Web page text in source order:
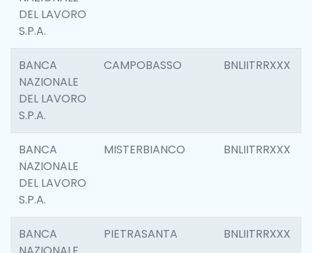
DEL LAVORO
S.P.A.
BANCA
NAZIONALE
DEL LAVORO
S.P.A.
CAMPOBASSO BNLIITRRXXX
BANCA
NAZIONALE
DEL LAVORO
S.P.A.
MISTERBIANCO BNLIITRRXXX
BANCA
PIETRASANTA BNLIITRRXXX